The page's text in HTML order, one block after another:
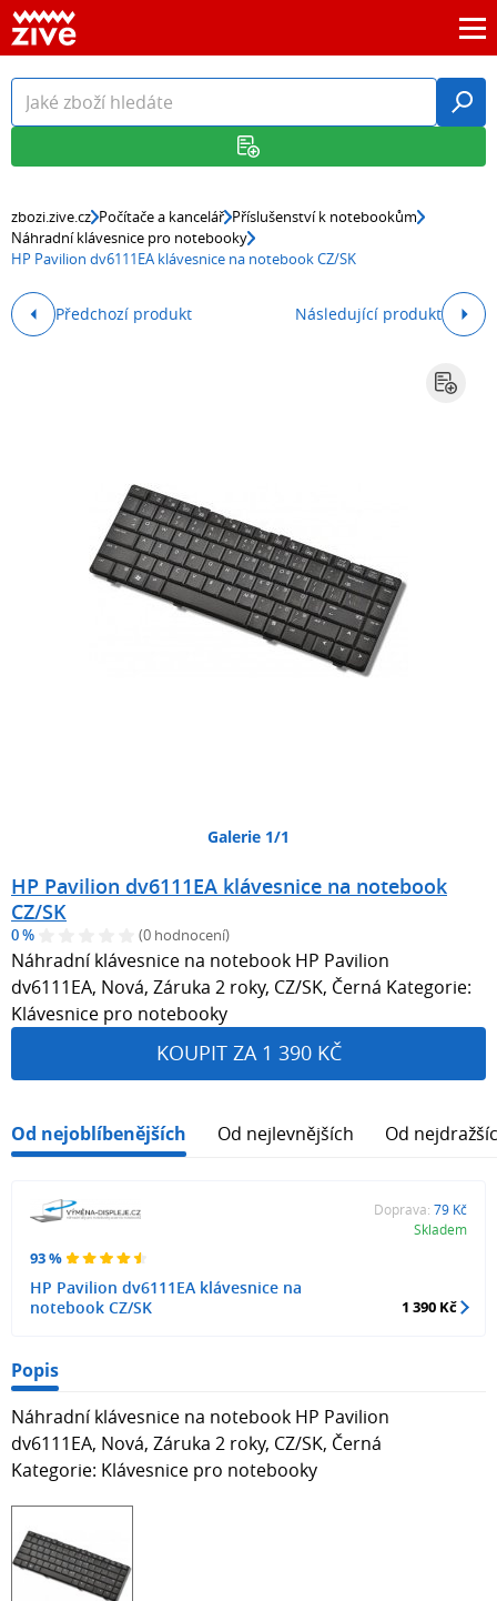
zbozi.zive.cz Počítače a kancelář Příslušenství k notebookům
Náhradní klávesnice pro notebooky
HP Pavilion dv6111EA klávesnice na notebook CZ/SK
Předchozí produkt Následující produkt
Galerie 1/1
HP Pavilion dv6111EA klávesnice na notebook
CZ/SK
0 % (0 hodnocení)
Náhradní klávesnice na notebook HP Pavilion
dv6111EA, Nová, Záruka 2 roky, CZ/SK, Černá Kategorie:
Klávesnice pro notebooky
KOUPIT ZA 1 390 KČ
Od nejoblíbenějších Od nejlevnějších Od
93 %
HP Pavilion dv6111EA klávesnice na
notebook CZ/SK
Doprava: 79 Kč
Skladem
1 390 Kč
Popis
Náhradní klávesnice na notebook HP Pavilion
dv6111EA, Nová, Záruka 2 roky, CZ/SK, Černá
Kategorie: Klávesnice pro notebooky